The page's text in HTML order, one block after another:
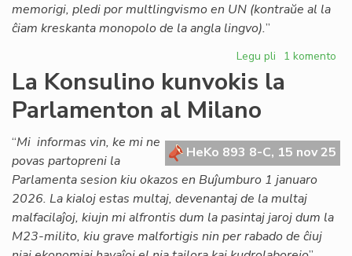
memorigi, pledi por multlingvismo en UN (kontraŭe al la
ĉiam kreskanta monopolo de la angla lingvo).”
Legu pli pri
nova
la
monda
lingva
ordo?
1 komento
La Konsulino kunvokis la
Parlamenton al Milano
HeKo 893 8-C, 15 nov 25
“Mi informas vin, ke mi ne
povas partopreni la
Parlamenta sesion kiu okazos en Buĵumburo 1 januaro
2026. La kialoj estas multaj, devenantaj de la multaj
malfacilaĵoj, kiujn mi alfrontis dum la pasintaj jaroj dum la
M23-milito, kiu grave malfortigis nin per rabado de ĉiuj